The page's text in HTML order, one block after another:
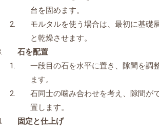
台を固めます。
モルタルを使う場合は、最初に基礎
と乾燥させます。
石を配置
一段目の石を水平に置き、隙間を調
ます。
石同士の噛み合わせを考え、隙間が
置します。
固定と仕上げ